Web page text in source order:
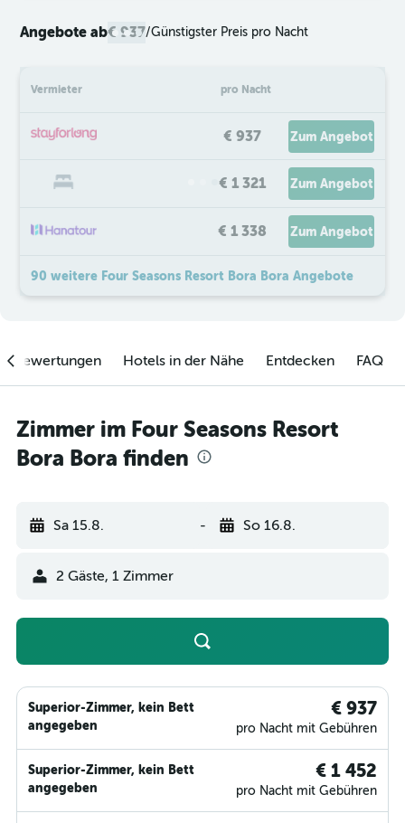
Angebote ab€ 937/Günstigster Preis pro Nacht
Vermieter pro Nacht
€ 937 Zum Angebot
€ 1 321 Zum Angebot
€ 1 338 Zum Angebot
90 weitere Four Seasons Resort Bora Bora Angebote
Hotels in der Nähe Entdecken FAQ
Zimmer im Four Seasons Resort
Bora Bora finden
Sa 15.8. - So 16.8.
2 Gäste, 1 Zimmer
Superior-Zimmer, kein Bett
angegeben
€ 937
pro Nacht mit Gebühren
Superior-Zimmer, kein Bett
angegeben
€ 1 452
pro Nacht mit Gebühren